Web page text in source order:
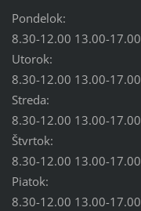
Pondelok:
8.30-12.00 13.00-17.00
Utorok:
8.30-12.00 13.00-17.00
Streda:
8.30-12.00 13.00-17.00
Štvrtok:
8.30-12.00 13.00-17.00
Piatok:
8.30-12.00 13.00-17.00